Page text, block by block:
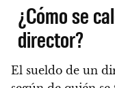
¿Cómo se
director?
El sueldo de un